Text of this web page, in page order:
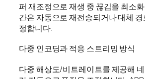
퍼 재조정으로 재생 중 끊김을 최소
간은 자동으로 재전송되거나 대체
정합니다.
다중 인코딩과 적응 스트리밍 방식
다중 해상도/비트레이트를 제공해